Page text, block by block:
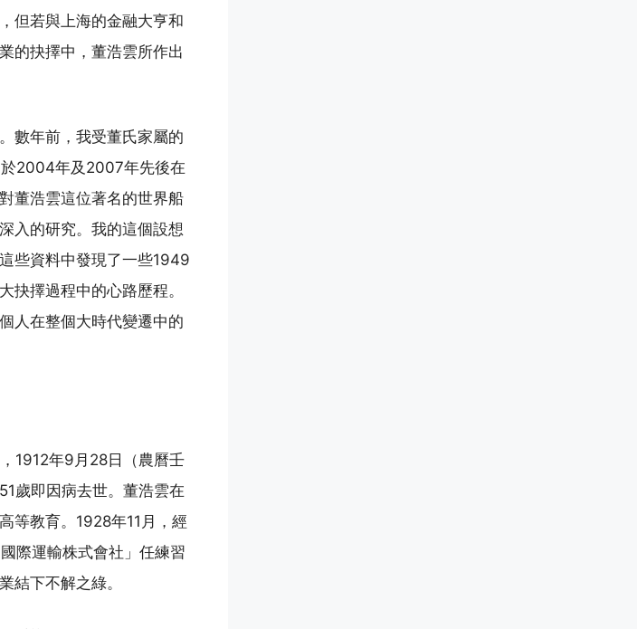
但若與上海的金融大亨和
的抉擇中，董浩雲所作出
數年前，我受董氏家屬的
2004年及2007年先後在
董浩雲這位著名的世界船
入的研究。我的這個設想
些資料中發現了一些1949
抉擇過程中的心路歷程。
人在整個大時代變遷中的
1912年9月28日（農曆壬
歲即因病去世。董浩雲在
等教育。1928年11月，經
際運輸株式會社」任練習
結下不解之綠。